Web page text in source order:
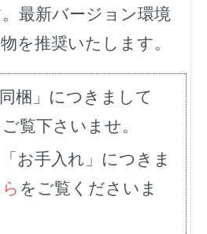
最新バージョン環境
を推奨いたします。
梱」につきまして
覧下さいませ。
お手入れ」につきま
をご覧くださいま